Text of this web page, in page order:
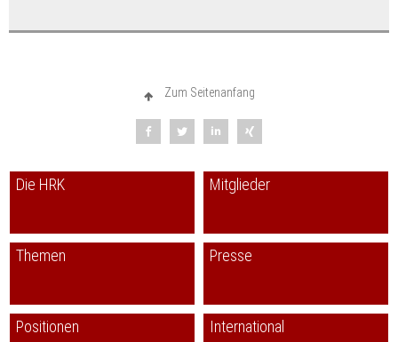
Zum Seitenanfang
Die HRK Mitglieder
Themen Presse
Positionen International